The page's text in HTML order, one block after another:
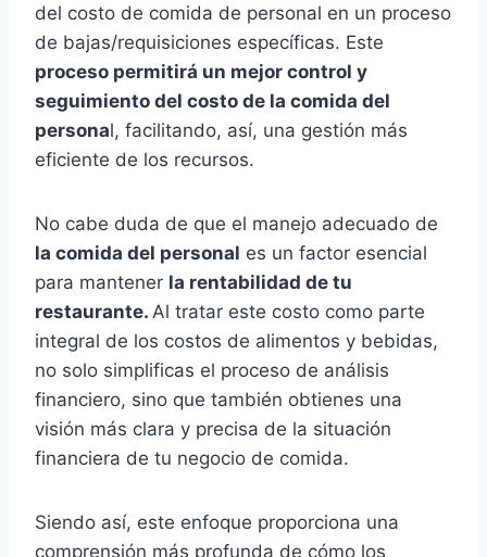
del costo de comida de personal en un proceso
de bajas/requisiciones específicas. Este
proceso permitirá un mejor control y
seguimiento del costo de la comida del
personal, facilitando, así, una gestión más
eficiente de los recursos.
No cabe duda de que el manejo adecuado de
la comida del personal es un factor esencial
para mantener la rentabilidad de tu
restaurante. Al tratar este costo como parte
integral de los costos de alimentos y bebidas,
no solo simplificas el proceso de análisis
financiero, sino que también obtienes una
visión más clara y precisa de la situación
financiera de tu negocio de comida.
Siendo así, este enfoque proporciona una
comprensión más profunda de cómo los